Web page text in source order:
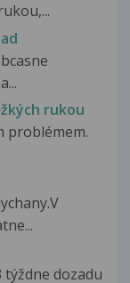
rukou
problémem.
týždne dozadu